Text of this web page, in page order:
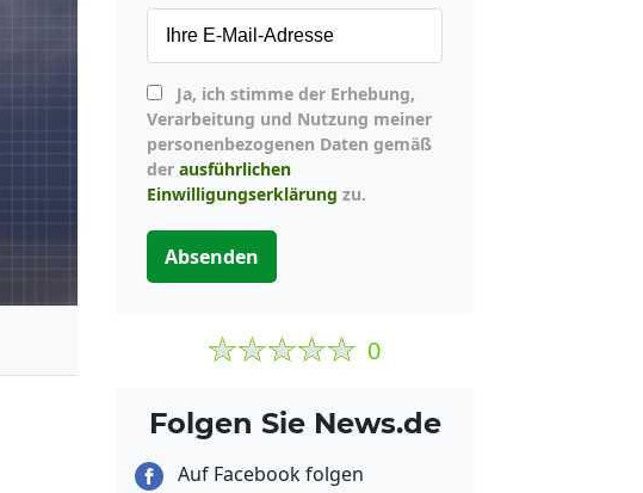
Verarbeitung und Nutzung meiner
personenbezogenen Daten gemäß
der ausführlichen
Einwilligungserklärung zu.
Absenden
0
Folgen Sie News.de
Auf Facebook folgen